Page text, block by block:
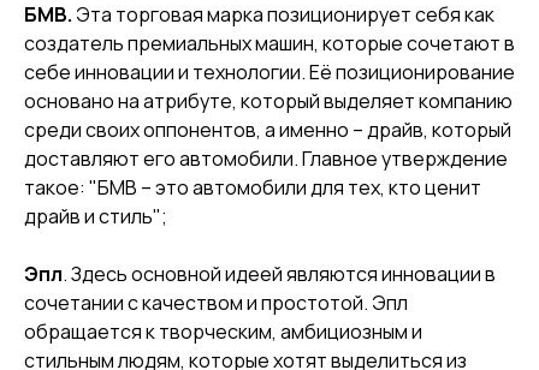
БМВ. Эта торговая марка позиционирует себя как
создатель премиальных машин, которые сочетают в
себе инновации и технологии. Её позиционирование
основано на атрибуте, который выделяет компанию
среди своих оппонентов, а именно – драйв, который
доставляют его автомобили. Главное утверждение
такое: "БМВ – это автомобили для тех, кто ценит
драйв и стиль";
Эпл. Здесь основной идеей являются инновации в
сочетании с качеством и простотой. Эпл
обращается к творческим, амбициозным и
стильным людям, которые хотят выделиться из